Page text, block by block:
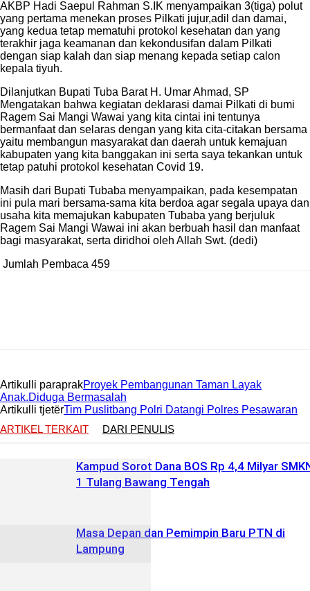
AKBP Hadi Saepul Rahman S.IK menyampaikan 3(tiga) polut
yang pertama menekan proses Pilkati jujur,adil dan damai,
yang kedua tetap mematuhi protokol kesehatan dan yang
terakhir jaga keamanan dan kekondusifan dalam Pilkati
dengan siap kalah dan siap menang kepada setiap calon
kepala tiyuh.
Dilanjutkan Bupati Tuba Barat H. Umar Ahmad, SP
Mengatakan bahwa kegiatan deklarasi damai Pilkati di bumi
Ragem Sai Mangi Wawai yang kita cintai ini tentunya
bermanfaat dan selaras dengan yang kita cita-citakan bersama
yaitu membangun masyarakat dan daerah untuk kemajuan
kabupaten yang kita banggakan ini serta saya tekankan untuk
tetap patuhi protokol kesehatan Covid 19.
Masih dari Bupati Tubaba menyampaikan, pada kesempatan
ini pula mari bersama-sama kita berdoa agar segala upaya dan
usaha kita memajukan kabupaten Tubaba yang berjuluk
Ragem Sai Mangi Wawai ini akan berbuah hasil dan manfaat
bagi masyarakat, serta diridhoi oleh Allah Swt. (dedi)
Jumlah Pembaca 459
Artikulli paraprakProyek Pembangunan Taman Layak
Anak.Diduga Bermasalah
Artikulli tjetërTim Puslitbang Polri Datangi Polres Pesawaran
ARTIKEL TERKAIT
DARI PENULIS
Kampud Sorot Dana BOS Rp 4,4 Milyar
1 Tulang Bawang Tengah
Masa Depan dan Pemimpin Baru PTN di
Lampung